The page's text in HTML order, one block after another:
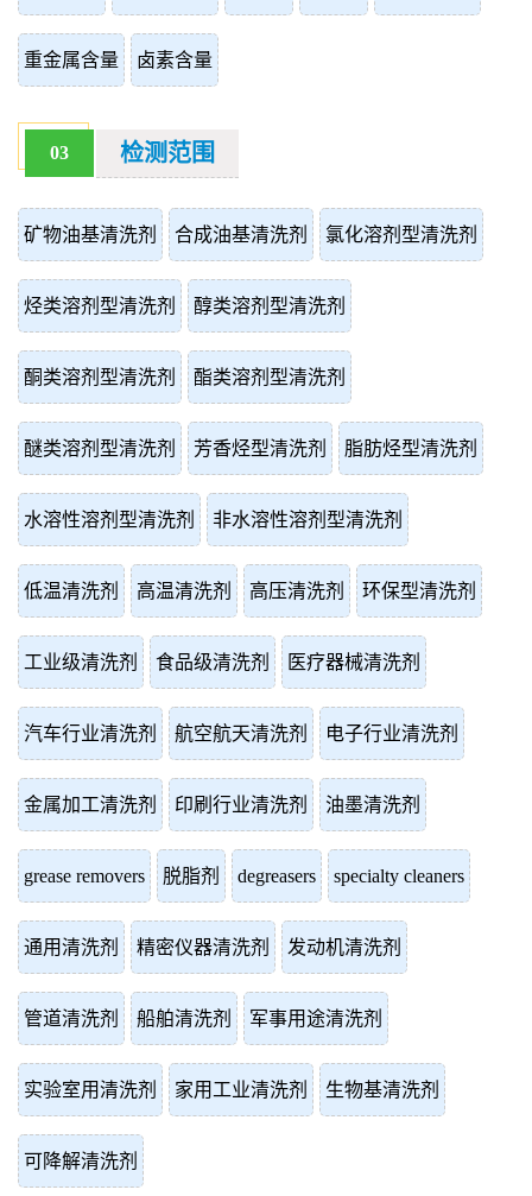
重金属含量 卤素含量
03 检测范围
矿物油基清洗剂 合成油基清洗剂 氯化溶剂型清洗剂
烃类溶剂型清洗剂 醇类溶剂型清洗剂
酮类溶剂型清洗剂 酯类溶剂型清洗剂
醚类溶剂型清洗剂 芳香烃型清洗剂 脂肪烃型清洗剂
水溶性溶剂型清洗剂 非水溶性溶剂型清洗剂
低温清洗剂 高温清洗剂 高压清洗剂 环保型清洗剂
工业级清洗剂 食品级清洗剂 医疗器械清洗剂
汽车行业清洗剂 航空航天清洗剂 电子行业清洗剂
金属加工清洗剂 印刷行业清洗剂 油墨清洗剂
grease removers 脱脂剂 degreasers specialty cleaners
通用清洗剂 精密仪器清洗剂 发动机清洗剂
管道清洗剂 船舶清洗剂 军事用途清洗剂
实验室用清洗剂 家用工业清洗剂 生物基清洗剂
可降解清洗剂